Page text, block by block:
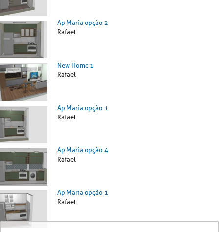
Ap Maria opção 2
Rafael
New Home 1
Rafael
Ap Maria opção 1
Rafael
Ap Maria opção 4
Rafael
Ap Maria opção 1
Rafael